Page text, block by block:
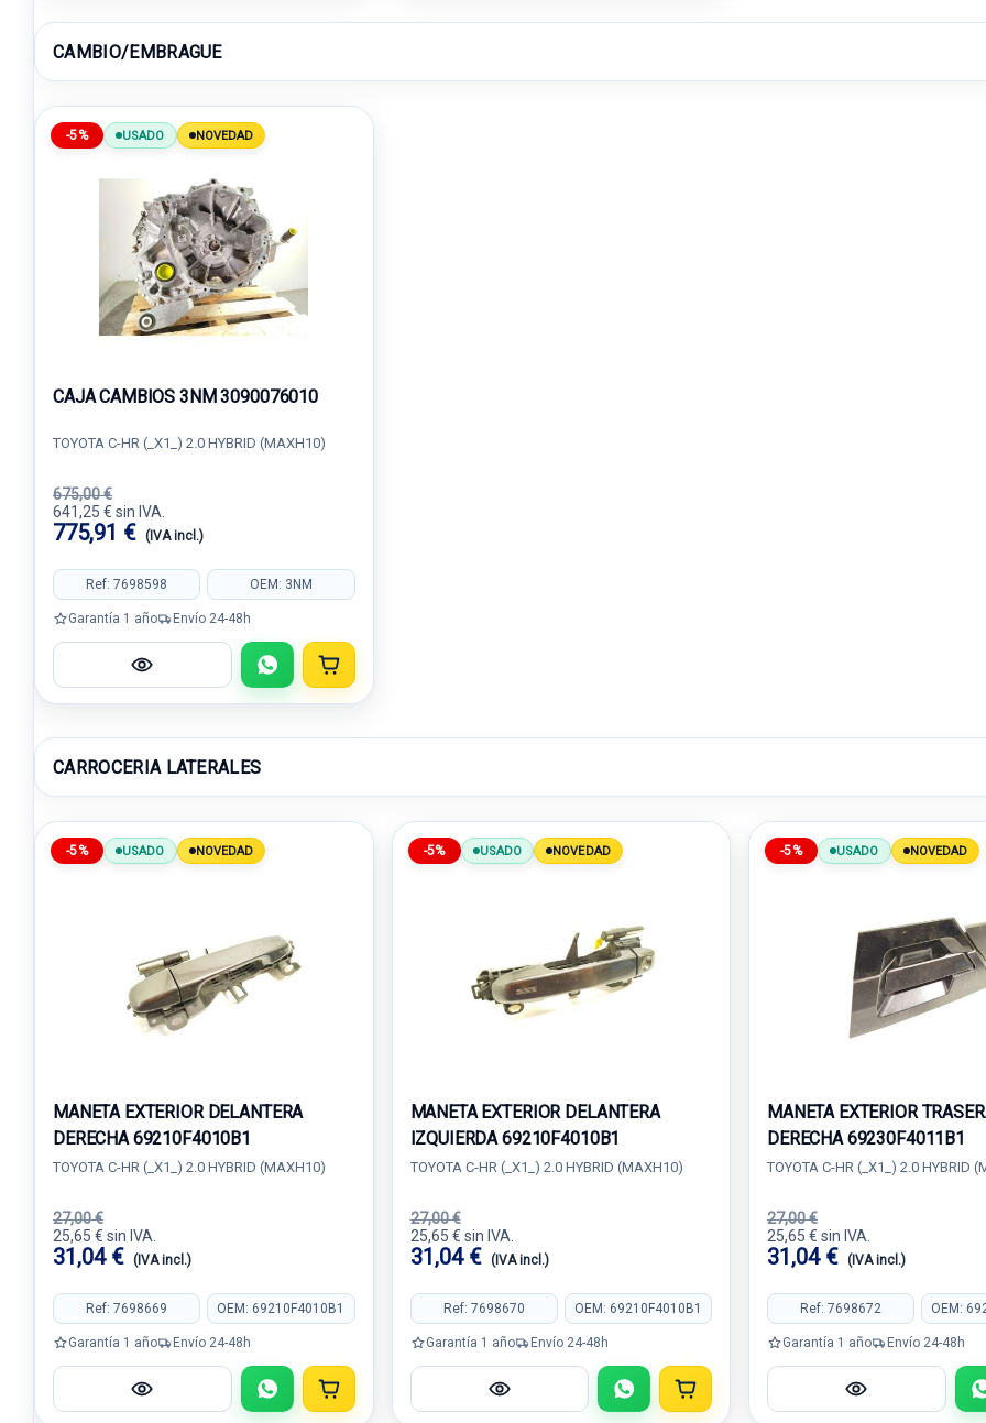
CAMBIO/EMBRAGUE
-5% USADO NOVEDAD
CAJA CAMBIOS 3NM 3090076010
TOYOTA C-HR (_X1_) 2.0 HYBRID (MAXH10)
675,00 €
641,25 € sin IVA.
775,91 € (IVA incl.)
Ref: 7698598 OEM: 3NM
Garantía 1 año Envío 24-48h
CARROCERIA LATERALES
-5% USADO NOVEDAD
MANETA EXTERIOR DELANTERA
DERECHA 69210F4010B1
TOYOTA C-HR (_X1_) 2.0 HYBRID (MAXH10)
27,00 €
25,65 € sin IVA.
31,04 € (IVA incl.)
Ref: 7698669 OEM: 69210F4010B1
Garantía 1 año Envío 24-48h
-5% USADO NOVEDAD
MANETA EXTERIOR DELANTERA
IZQUIERDA 69210F4010B1
TOYOTA C-HR (_X1_) 2.0 HYBRID (MAXH10)
27,00 €
25,65 € sin IVA.
31,04 € (IVA incl.)
Ref: 7698670 OEM: 69210F4010B1
Garantía 1 año Envío 24-48h
-5% USADO NOVEDAD
MANETA EXTERIOR
DERECHA 69230F4011B1
TOYOTA C-HR (_X1_) 2.0 HYBRID
27,00 €
25,65 € sin IVA.
31,04 € (IVA incl.)
Ref: 7698672 OEM:
Garantía 1 año Envío 24-48h